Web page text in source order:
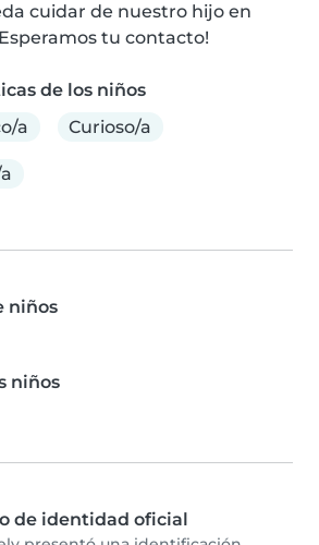
cuidar de nuestro hijo en
tu contacto!
de los niños
a
Curioso/a
niños
niños
de identidad oficial